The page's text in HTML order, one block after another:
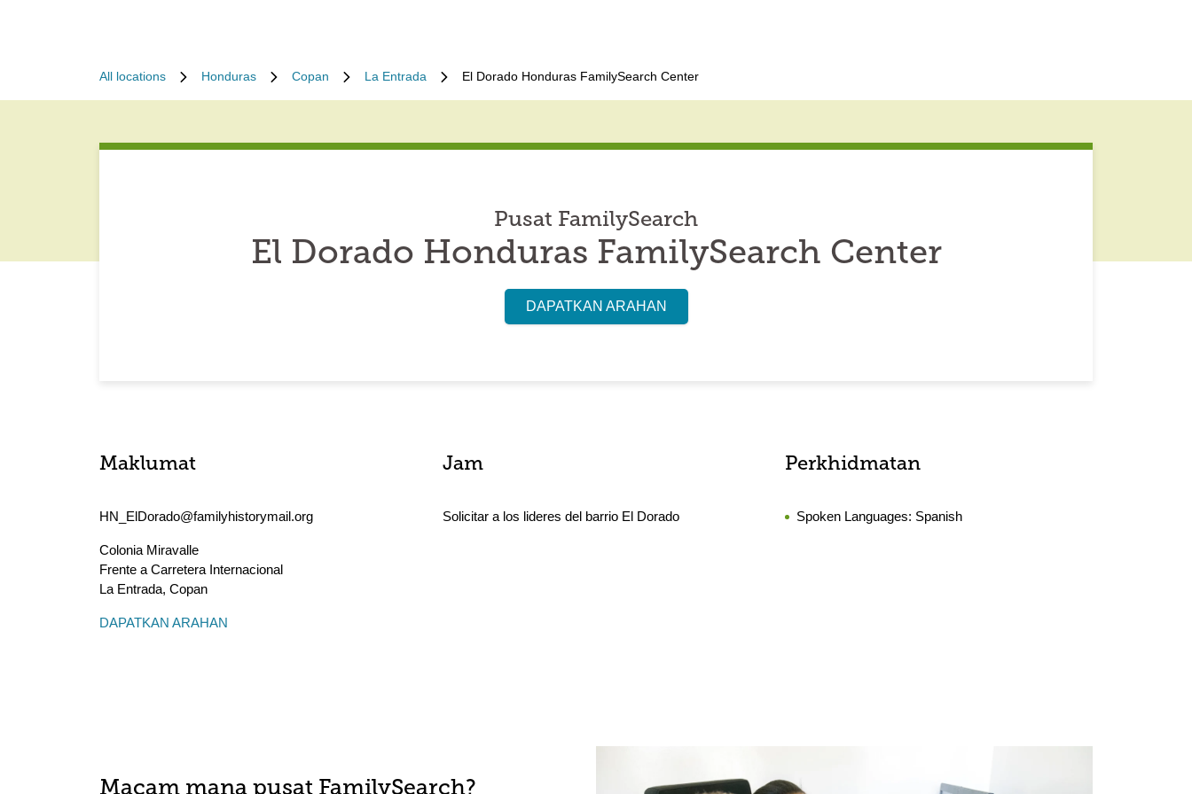
All locations Honduras Copan La Entrada El Dorado Honduras FamilySearch Center
Pusat FamilySearch
El Dorado Honduras FamilySearch Center
DAPATKAN ARAHAN
Maklumat
HN_ElDorado@familyhistorymail.org
Colonia Miravalle
Frente a Carretera Internacional
La Entrada, Copan
DAPATKAN ARAHAN
Jam
Solicitar a los lideres del barrio El Dorado
Perkhidmatan
Spoken Languages: Spanish
Macam mana pusat FamilySearch?